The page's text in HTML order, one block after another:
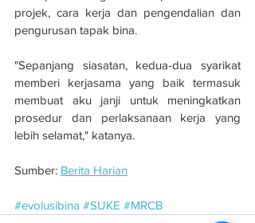
projek, cara kerja dan pengendalian dan
pengurusan tapak bina.
"Sepanjang siasatan, kedua-dua syarikat
memberi kerjasama yang baik termasuk
membuat aku janji untuk meningkatkan
prosedur dan perlaksanaan kerja yang
lebih selamat," katanya.
Sumber: Berita Harian
#evolusibina #SUKE #MRCB